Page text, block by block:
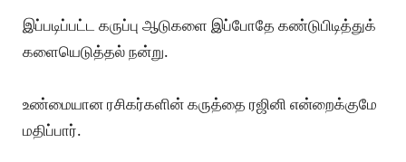
உண்மையான ரசிகன் அவர் தர்மசங்கடப்படும் படியான
கருத்துக்களைக் கூற மாட்டான், அப்படிக் கூறினால் அவன்
உண்மையான ரசிகனாக இருக்க மாட்டான்.